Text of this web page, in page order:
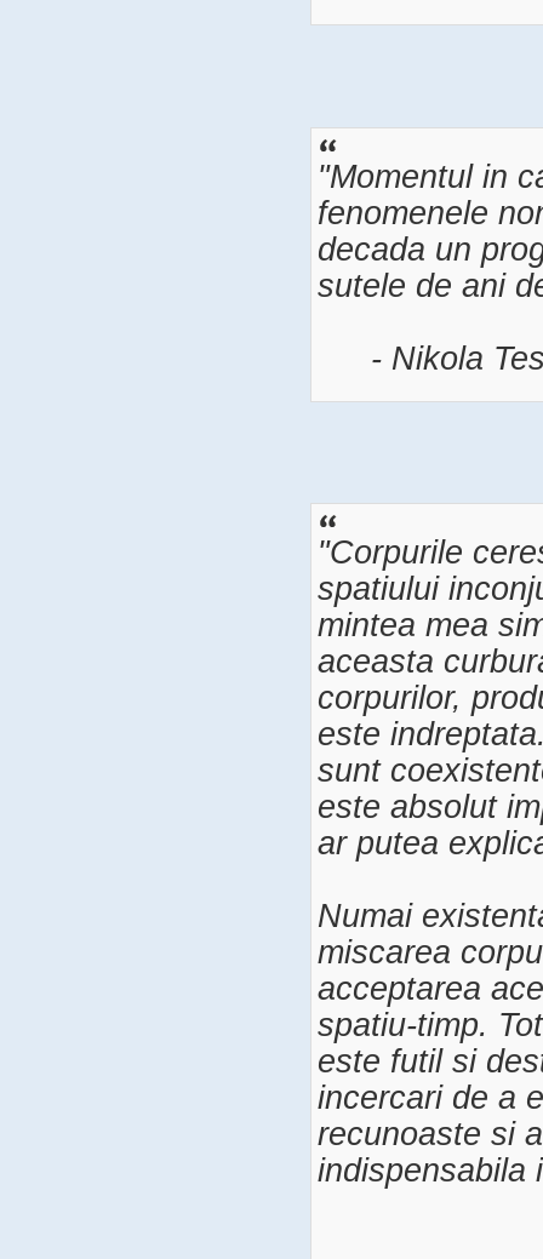
"Momentul in
fenomenele
decada un
sutele de ani
- Nikola
"Corpurile
spatiului
mintea mea
aceasta
corpurilor,
este
sunt
este absolut
ar putea
Numai
miscarea
acceptarea
spatiu-timp.
este futil si
incercari de a
recunoaste si
indispensabila